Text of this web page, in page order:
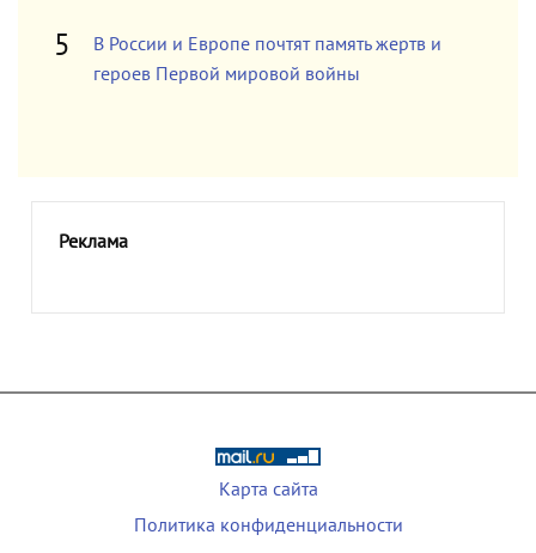
В России и Европе почтят память жертв и
героев Первой мировой войны
Реклама
Карта сайта
Политика конфиденциальности